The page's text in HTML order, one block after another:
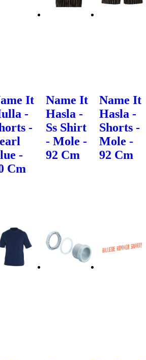
It
-
-
-
Cm
Name It
Hasla -
Ss Shirt
- Mole -
92 Cm
Name It
Hasla -
Shorts -
Mole -
92 Cm